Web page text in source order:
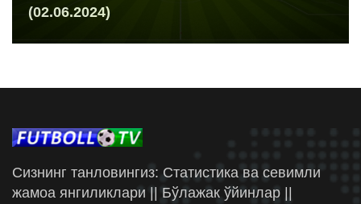
(02.06.2024)
Сизнинг танловингиз: Статистика ва севимли
жамоа янгиликлари || Бўлажак ўйинлар ||